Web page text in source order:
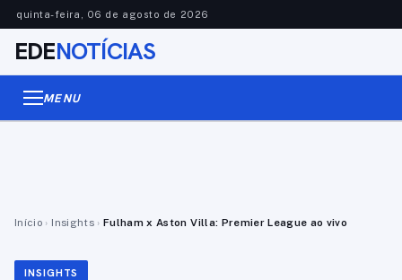
quinta-feira, 06 de agosto de 2026
EDENOTÍCIAS
MENU
Início › Insights › Fulham x Aston Villa: Premier League ao vivo
INSIGHTS